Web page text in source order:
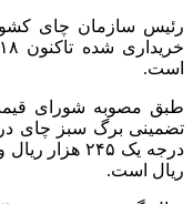
رئیس سازمان چای
است.
طبق مصوبه شورای
تضمینی برگ سبز چای
ریال است.